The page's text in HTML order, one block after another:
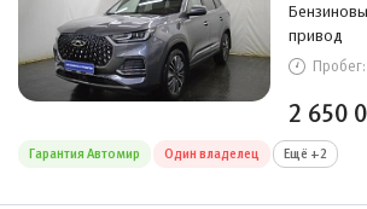
привод
Пробег:
2 650
Гарантия Автомир Один владелец Ещё +2